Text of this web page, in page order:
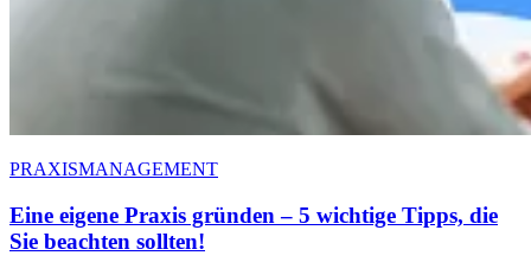
PRAXISMANAGEMENT
Eine eigene Praxis gründen – 5 wichtige Tipps, die
Sie beachten sollten!